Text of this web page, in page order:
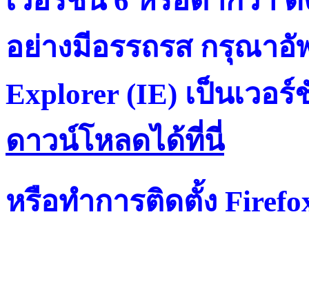
อย่างมีอรรถรส กรุณาอั
Explorer (IE) เป็นเวอ
ดาวน์โหลดได้ที่น
หรือทำการติดตั้ง